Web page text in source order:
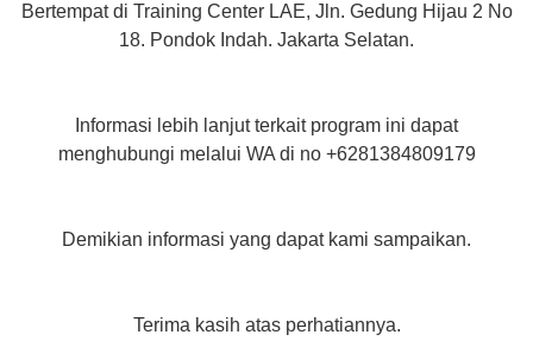
Bertempat di Training Center LAE, Jln. Gedung Hijau 2 No
18. Pondok Indah. Jakarta Selatan.
Informasi lebih lanjut terkait program ini dapat
menghubungi melalui WA di no +6281384809179
Demikian informasi yang dapat kami sampaikan.
Terima kasih atas perhatiannya.